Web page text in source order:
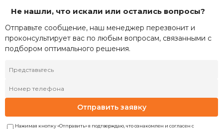
Не нашли, что искали или остались вопросы?
Отправьте сообщение, наш менеджер перезвонит и
проконсультирует вас по любым вопросам, связанными с
подбором оптимального решения.
Отправить заявку
Нажимая кнопку «Отправить» я подтверждаю, что ознакомлен и согласен с